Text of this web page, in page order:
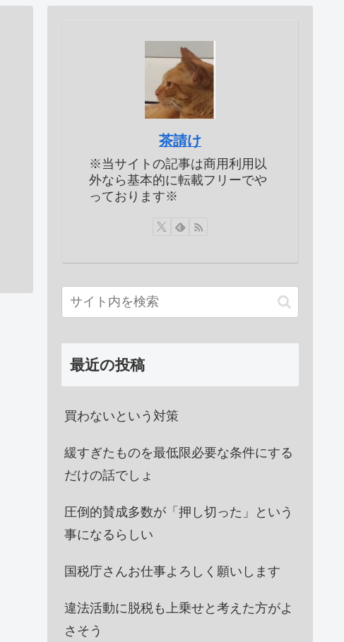
茶請け
※当サイトの記事は商用利用以
外なら基本的に転載フリーでや
っております※
最近の投稿
買わないという対策
緩すぎたものを最低限必要な条件にする
だけの話でしょ
圧倒的賛成多数が「押し切った」という
事になるらしい
国税庁さんお仕事よろしく願いします
違法活動に脱税も上乗せと考えた方がよ
さそう